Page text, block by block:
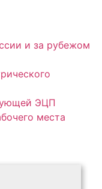
и за рубежом
ЭЦП
места